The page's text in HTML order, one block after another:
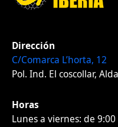
Dirección
C/Comarca L’horta, 12
Pol. Ind. El coscollar,
Horas
Lunes a viernes: de